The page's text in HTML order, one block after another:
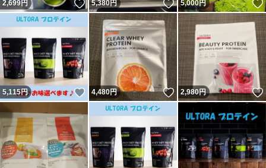
2,699円 いいね！
5,380円 いいね！
5,000円
5,115円 いいね！
4,480円 いいね！
2,980円